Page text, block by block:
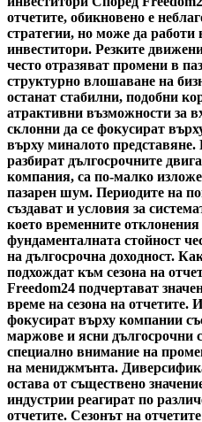
отчетите, обикновено е
стратегии, но може да работи
инвеститори. Резките
често отразяват промени в
структурно влошаване на
останат стабилни, подобни
атрактивни възможности за
склонни да се фокусират
върху миналото представяне.
разбират дългосрочните
компания, са по-малко
пазарен шум. Периодите на
създават и условия за
което временните
фундаменталната стойност
на дългосрочна доходност.
подхождат към сезона на
Freedom24 подчертават
време на сезона на отчетите.
фокусират върху компании
маржове и ясни дългосрочни
специално внимание на
на мениджмънта.
остава от съществено
индустрии реагират по
отчетите. Сезонът на